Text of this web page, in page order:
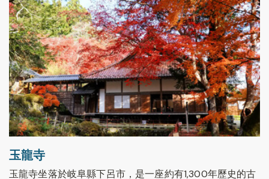
玉龍寺
玉龍寺坐落於岐阜縣下呂市，是一座約有1,300年歷史的古